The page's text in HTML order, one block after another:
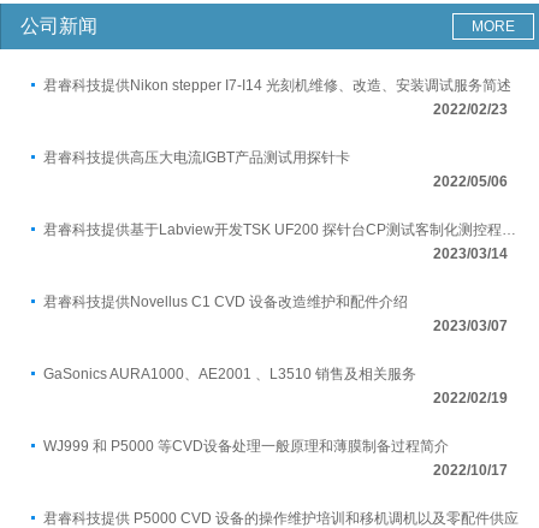
公司新闻 MORE
君睿科技提供Nikon stepper I7-I14 光刻机维修、改造、安装调试服务简述
2022/02/23
君睿科技提供高压大电流IGBT产品测试用探针卡
2022/05/06
2023/03/14
君睿科技提供Novellus C1 CVD 设备改造维护和配件介绍
2023/03/07
GaSonics AURA1000、AE2001 、L3510 销售及相关服务
2022/02/19
WJ999 和 P5000 等CVD设备处理一般原理和薄膜制备过程简介
2022/10/17
君睿科技提供 P5000 CVD 设备的操作维护培训和移机调机以及零配件供应